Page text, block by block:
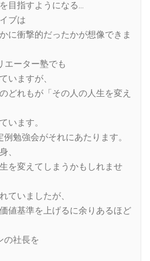
目指すようになる…
ブは
に衝撃的だったかが想像できま
エーター塾でも
いますが、
どれもが「その人の人生を変え
います。
勉強会がそれにあたります。
、
を変えてしまうかもしれませ
ていましたが、
値基準を上げるに余りあるほど
の社長を